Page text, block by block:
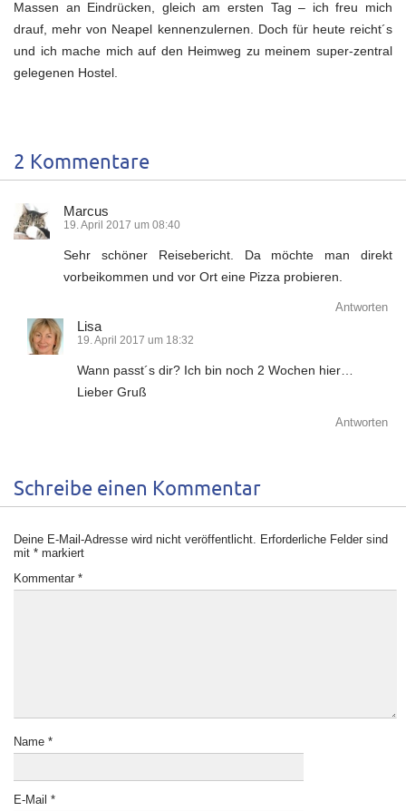
Massen an Eindrücken, gleich am ersten Tag – ich freu mich
drauf, mehr von Neapel kennenzulernen. Doch für heute reicht´s
und ich mache mich auf den Heimweg zu meinem super-zentral
gelegenen Hostel.
2 Kommentare
Marcus
19. April 2017 um 08:40
Sehr schöner Reisebericht. Da möchte man direkt
vorbeikommen und vor Ort eine Pizza probieren.
Antworten
Lisa
19. April 2017 um 18:32
Wann passt´s dir? Ich bin noch 2 Wochen hier…
Lieber Gruß
Antworten
Schreibe einen Kommentar
Deine E-Mail-Adresse wird nicht veröffentlicht. Erforderliche Felder sind
mit * markiert
Kommentar *
Name *
E-Mail *